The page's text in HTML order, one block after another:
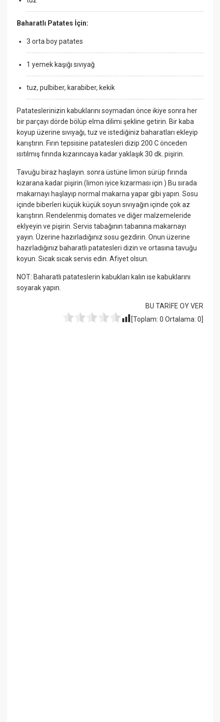
Baharatlı Patates İçin:
3 orta boy patates
1 yemek kaşığı sıvıyağ
tuz, pulbiber, karabiber, kekik
Patateslerinizin kabuklarını soymadan önce ikiye sonra her
bir parçayı dörde bölüp elma dilimi şekline getirin. Bir kaba
koyup üzerine sıvıyağı, tuz ve istediğiniz baharatları ekleyip
karıştırın. Fırın tepsisine patatesleri dizip 200 C önceden
ısıtılmış fırında kızarıncaya kadar yaklaşık 30 dk. pişirin.
Tavuğu biraz haşlayın. sonra üstüne limon sürüp fırında
kızarana kadar pişirin.(limon iyice kızarması için ) Bu sırada
makarnayı haşlayıp normal makarna yapar gibi yapın. Sosu
içinde biberleri küçük küçük soyun sıvıyağın içinde çok az
karıştırın. Rendelenmiş domates ve diğer malzemeleride
eklyeyin ve pişirin. Servis tabağının tabanına makarnayı
yayın. Üzerine hazırladığınız sosu gezdirin. Onun üzerine
hazırladığınız baharatlı patatesleri dizin ve ortasına tavuğu
koyun. Sıcak sıcak servis edin. Afiyet olsun.
NOT: Baharatlı patateslerin kabukları kalın ise kabuklarını
soyarak yapın.
BU TARİFE OY VER
[Toplam: 0 Ortalama: 0